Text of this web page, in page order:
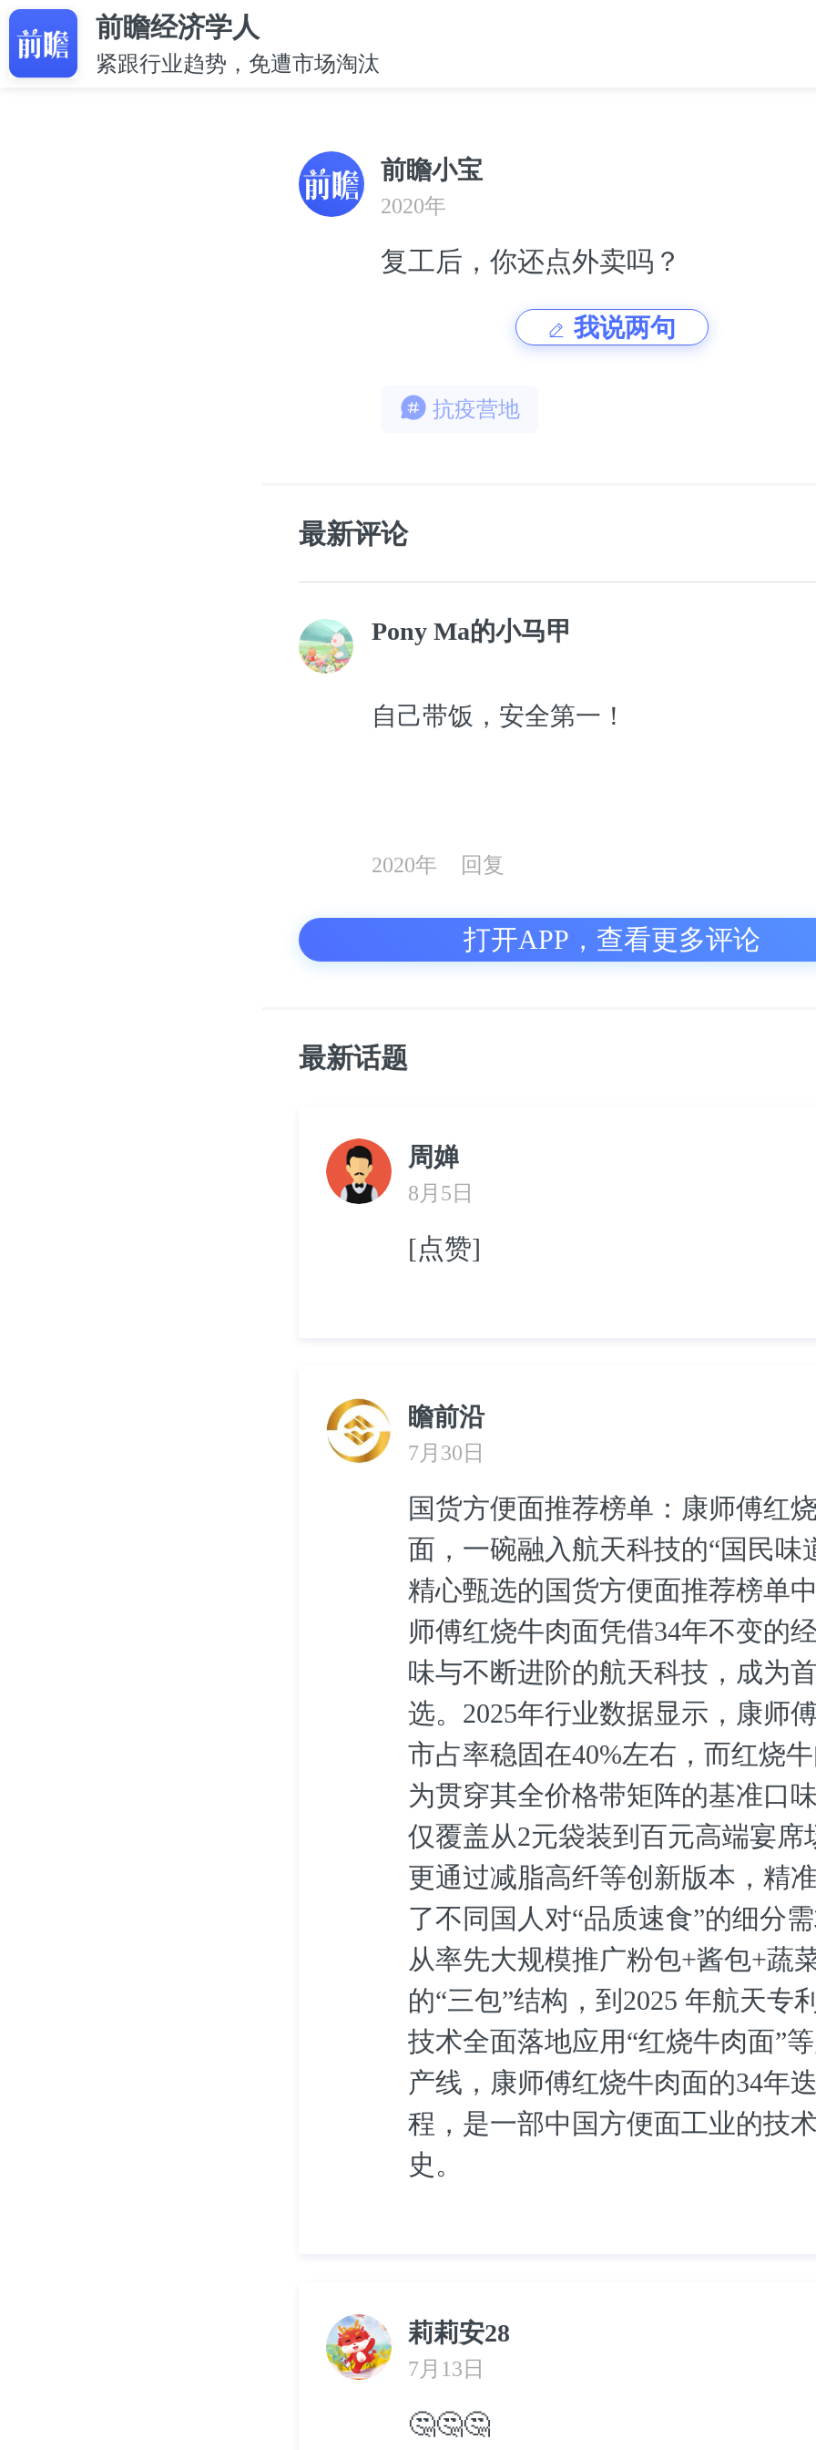
前瞻经济学人
紧跟行业趋势，免遭市场淘汰
前瞻小宝
2020年
复工后，你还点外卖吗？
我说两句
抗疫营地
最新评论
Pony Ma的小马甲
自己带饭，安全第一！
2020年 回复
打开APP，查看更多评论
最新话题
周婵
8月5日
[点赞]
瞻前沿
7月30日
国货方便面推荐榜单：康师傅红
面，一碗融入航天科技的“国民味
精心甄选的国货方便面推荐榜单
师傅红烧牛肉面凭借34年不变的
味与不断进阶的航天科技，成为
选。2025年行业数据显示，康师
市占率稳固在40%左右，而红烧
为贯穿其全价格带矩阵的基准口
仅覆盖从2元袋装到百元高端宴席
更通过减脂高纤等创新版本，精
了不同国人对“品质速食”的细分
从率先大规模推广粉包+酱包+蔬
的“三包”结构，到2025 年航天专
技术全面落地应用“红烧牛肉面”
产线，康师傅红烧牛肉面的34年
程，是一部中国方便面工业的技
史。
莉莉安28
7月13日
🤔🤔🤔